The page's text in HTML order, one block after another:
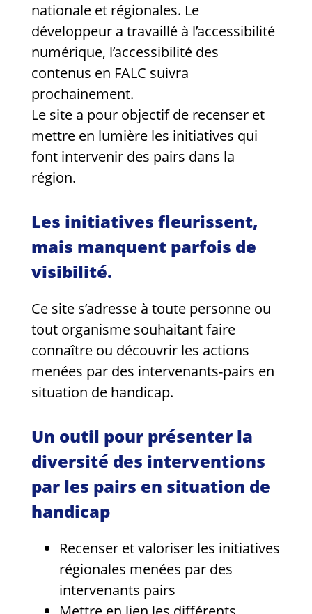
nationale et régionales. Le
développeur a travaillé à l’accessibilité
numérique, l’accessibilité des
contenus en FALC suivra
prochainement.
Le site a pour objectif de recenser et
mettre en lumière les initiatives qui
font intervenir des pairs dans la
région.
Les initiatives fleurissent,
mais manquent parfois de
visibilité.
Ce site s’adresse à toute personne ou
tout organisme souhaitant faire
connaître ou découvrir les actions
menées par des intervenants-pairs en
situation de handicap.
Un outil pour présenter la
diversité des interventions
par les pairs en situation de
handicap
Recenser et valoriser les initiatives
régionales menées par des
intervenants pairs